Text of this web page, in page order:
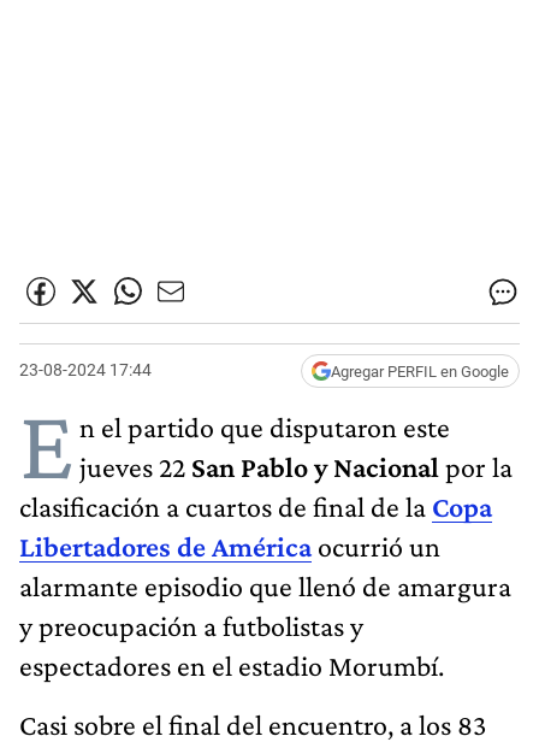
23-08-2024 17:44 Agregar PERFIL en Google
E n el partido que disputaron este
jueves 22 San Pablo y Nacional por la
clasificación a cuartos de final de la Copa
Libertadores de América ocurrió un
alarmante episodio que llenó de amargura
y preocupación a futbolistas y
espectadores en el estadio Morumbí.
Casi sobre el final del encuentro, a los 83